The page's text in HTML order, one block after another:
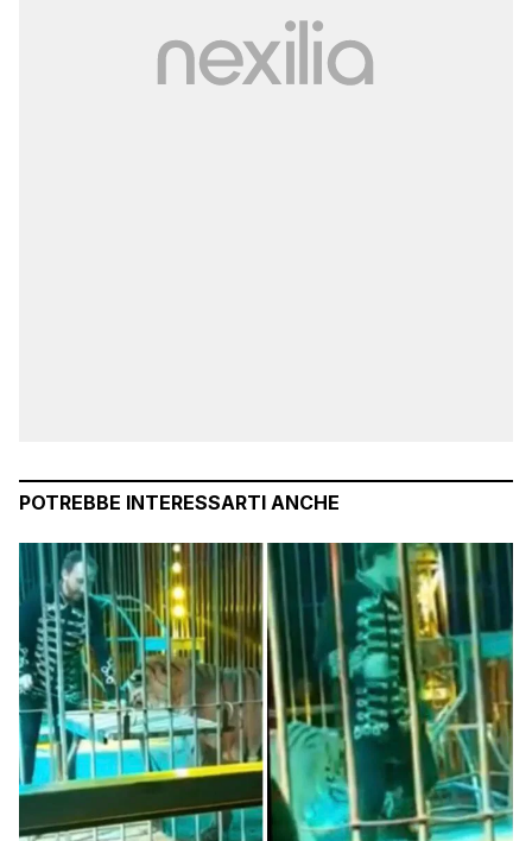
POTREBBE INTERESSARTI ANCHE